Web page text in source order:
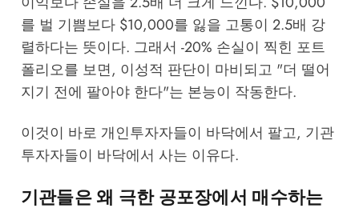
를 벌 기쁨보다 $10,000를 잃을 고통이 2.5배 강
렬하다는 뜻이다. 그래서 -20% 손실이 찍힌 포트
폴리오를 보면, 이성적 판단이 마비되고 "더 떨어
지기 전에 팔아야 한다"는 본능이 작동한다.
이것이 바로 개인투자자들이 바닥에서 팔고, 기관
투자자들이 바닥에서 사는 이유다.
기관들은 왜 극한 공포장에서 매수하는